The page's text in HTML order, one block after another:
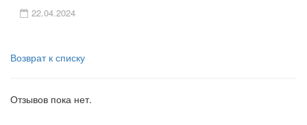
22.04.2024
Возврат к списку
Отзывов пока нет.